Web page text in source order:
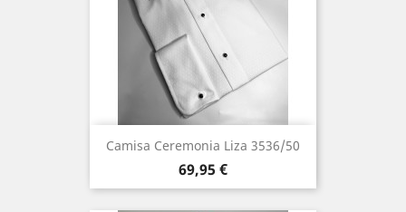
Camisa Ceremonia Liza 3536/50
Precio
69,95 €